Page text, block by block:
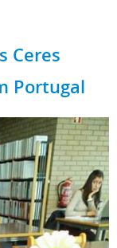
Ceres
Portugal